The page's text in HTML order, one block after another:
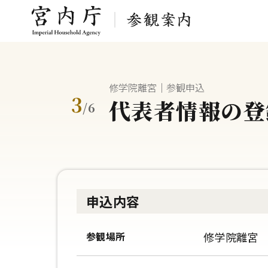
3/6
修学院離宮｜参観申込
代表者情報の
申込内容
参観場所 修学院離宮